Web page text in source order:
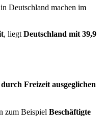
Deutschland machen im
, liegt Deutschland mit 39,9
Freizeit ausgeglichen
zum Beispiel Beschäftigte